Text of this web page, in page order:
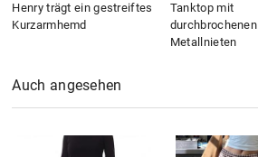
Henry trägt ein gestreiftes
Kurzarmhemd
Tanktop mit
durchbrochenen
Metallnieten
Auch angesehen